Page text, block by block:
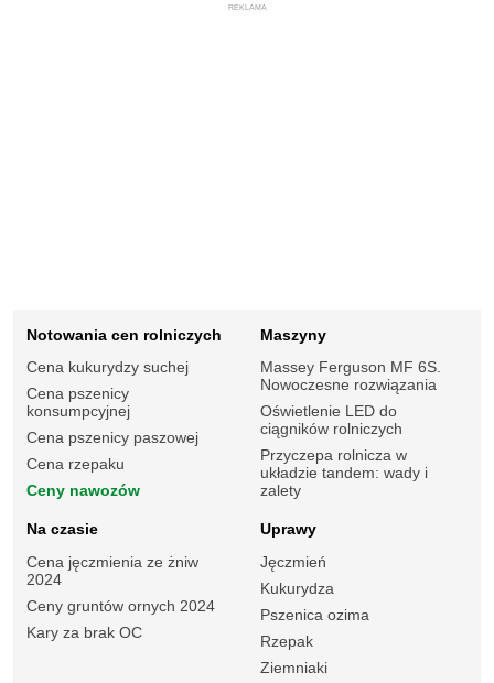
REKLAMA
Notowania cen rolniczych
Cena kukurydzy suchej
Cena pszenicy
konsumpcyjnej
Cena pszenicy paszowej
Cena rzepaku
Ceny nawozów
Maszyny
Massey Ferguson MF 6S.
Nowoczesne rozwiązania
Oświetlenie LED do
ciągników rolniczych
Przyczepa rolnicza w
układzie tandem: wady i
zalety
Na czasie
Cena jęczmienia ze żniw
2024
Ceny gruntów ornych 2024
Kary za brak OC
Uprawy
Jęczmień
Kukurydza
Pszenica ozima
Rzepak
Ziemniaki